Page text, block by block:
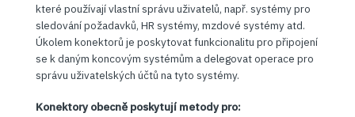
které používají vlastní správu uživatelů, např. systémy pro
sledování požadavků, HR systémy, mzdové systémy atd.
Úkolem konektorů je poskytovat funkcionalitu pro připojení
se k daným koncovým systémům a delegovat operace pro
správu uživatelských účtů na tyto systémy.
Konektory obecně poskytují metody pro: